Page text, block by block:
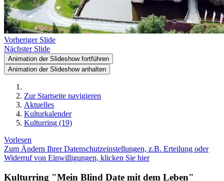
Vorheriger Slide
Nächster Slide
Animation der Slideshow fortführen
Animation der Slideshow anhalten
Zur Startseite navigieren
Aktuelles
Kulturkalender
Kulturring (19)
Vorlesen
Zum Ändern Ihrer Datenschutzeinstellungen, z.B. Erteilung oder
Widerruf von Einwilligungen, klicken Sie hier
Kulturring "Mein Blind Date mit dem Leben"